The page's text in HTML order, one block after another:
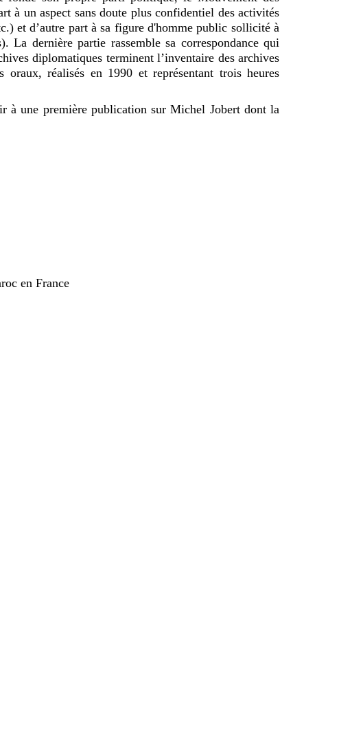
à un aspect sans doute plus confidentiel des activités
et d’autre part à sa figure d'homme public sollicité à
La dernière partie rassemble sa correspondance qui
diplomatiques terminent l’inventaire des archives
réalisés en 1990 et représentant trois heures
à une première publication sur Michel Jobert dont la
en France